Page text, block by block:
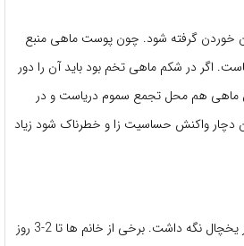
خوردن گرفته شود. چون پوست ماهی منبع
اگر در شکم ماهی تخم بود باید آن را دور
ماهی هم محل تجمع سموم دریاست و در
دچار واکنش حساسیت زا و خطرناک شود زیاد
ماهی را نباید بیش از اندازه در یخچال نگه داشت. برخی از خانم ها تا 2-3 روز